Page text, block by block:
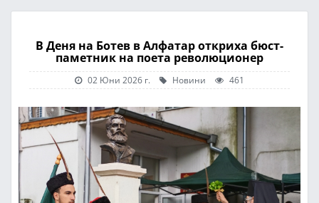
В Деня на Ботев в Алфатар откриха бюст-
паметник на поета революционер
02 Юни 2026 г. Новини 461